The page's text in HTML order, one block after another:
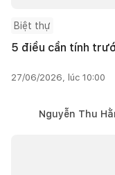
Biệt thự
5 điều cần tính
27/06/2026, lúc 10:00
Nguyễn Thu